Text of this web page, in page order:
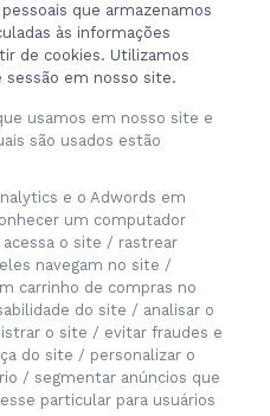
que armazenamos
às informações
de cookies. Utilizamos
em nosso site.
usamos em nosso site e
são usados estão
e o Adwords em
um computador
o site / rastrear
navegam no site /
carrinho de compras no
do site / analisar o
o site / evitar fraudes e
do site / personalizar o
/ segmentar anúncios que
particular para usuários